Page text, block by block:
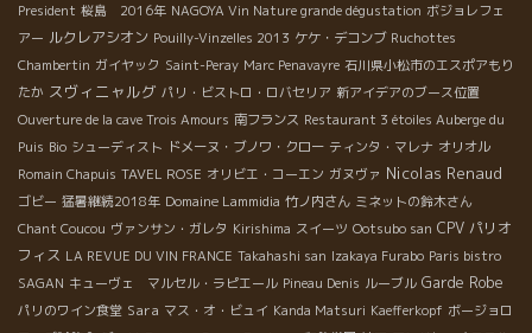
President 桜島 2016年 NAGOYA Vin Nature grande dégustation ボジョレフェ
アー ルクレアシオン Pouilly-Vinzelles 2013 ケケ・デコンブ Ruchottes
Chambertin ガイヤック Saint-Peray Marc Penavayre 石川県小松市のエスポアもり
たか スヴィニャルグ パリ・ビストロ・ロバセリア 新アイデアのブース位置
Ouverture de la cave Trois Amours 南フランス Restaurant 3 étoiles Auberge du
Puis Bio シューディスト ドメーヌ・ブノワ・クロー ティンタ・マレナ オリオル
Romain Chapuis TAVEL ROSE オリビエ・コーエン ガヌヴァ Nicolas Renaud
ゴビー 猛暑継続2018年 Domaine Lammidia 竹ノ内さん ミネットの鈴木さん
Chant Coucou ヴァンサン・ガレタ Kirishima スイーツ Ootsubo san CPV パリオ
フィス LA REVUE DU VIN FRANCE Takahashi san Izakaya Furabo Paris bistro
SAGAN キューヴェ マルセル・ラピエール Pineau Denis ルーブル Garde Robe
パリのワイン食堂 Sara マス・オ・ビュイ Kanda Matsuri Kaefferkopf ボージョロ